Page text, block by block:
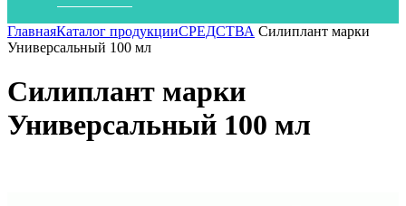
ГлавнаяКаталог продукцииСРЕДСТВА Силиплант марки
Универсальный 100 мл
Силиплант марки
Универсальный 100 мл